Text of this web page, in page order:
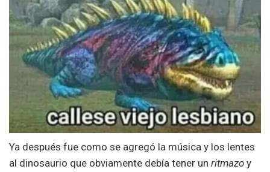
Ya después fue como se agregó la música y los lentes
al dinosaurio que obviamente debía tener un ritmazo y